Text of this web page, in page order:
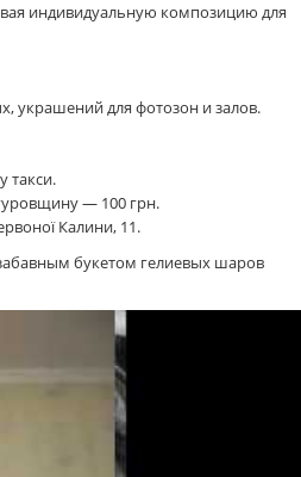
индивидуальную композицию для
украшений для фотозон и залов.
такси.
— 100 грн.
Калини, 11.
букетом гелиевых шаров